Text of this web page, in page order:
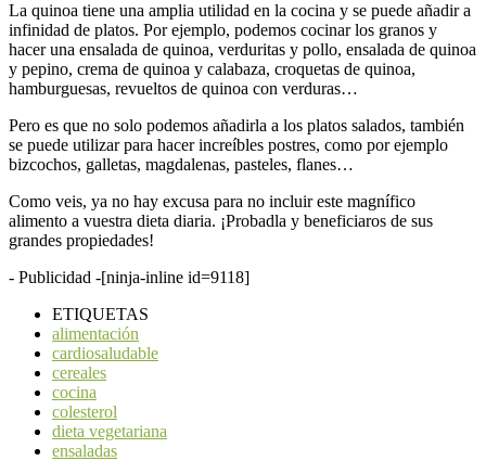
La quinoa tiene una amplia utilidad en la cocina y se puede añadir a
infinidad de platos. Por ejemplo, podemos cocinar los granos y
hacer una ensalada de quinoa, verduritas y pollo, ensalada de quinoa
y pepino, crema de quinoa y calabaza, croquetas de quinoa,
hamburguesas, revueltos de quinoa con verduras…
Pero es que no solo podemos añadirla a los platos salados, también
se puede utilizar para hacer increíbles postres, como por ejemplo
bizcochos, galletas, magdalenas, pasteles, flanes…
Como veis, ya no hay excusa para no incluir este magnífico
alimento a vuestra dieta diaria. ¡Probadla y beneficiaros de sus
grandes propiedades!
- Publicidad -[ninja-inline id=9118]
ETIQUETAS
alimentación
cardiosaludable
cereales
cocina
colesterol
dieta vegetariana
ensaladas